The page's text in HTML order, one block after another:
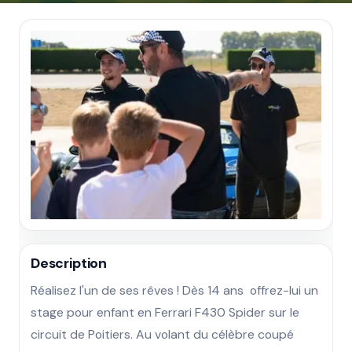
Description
Réalisez l'un de ses rêves ! Dès 14 ans  offrez-lui un
stage pour enfant en Ferrari F430 Spider sur le
circuit de Poitiers. Au volant du célèbre coupé